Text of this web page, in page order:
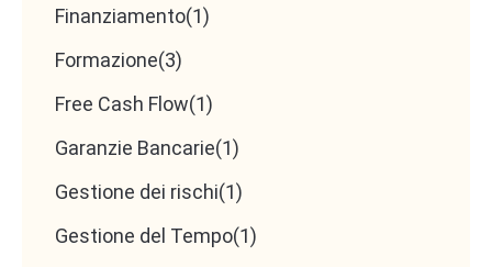
Finanziamento(1)
Formazione(3)
Free Cash Flow(1)
Garanzie Bancarie(1)
Gestione dei rischi(1)
Gestione del Tempo(1)